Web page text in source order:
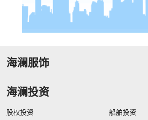
海澜服饰
海澜投资
股权投资 船舶投资